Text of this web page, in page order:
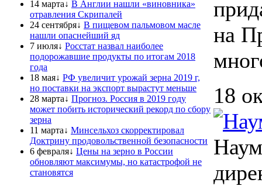
14 марта↓ В Англии нашли «виновника»
отравления Скрипалей
24 сентября↓ В пищевом пальмовом масле
нашли опаснейший яд
7 июля↓ Росстат назвал наиболее
подорожавшие продукты по итогам 2018
года
18 мая↓ РФ увеличит урожай зерна 2019 г,
но поставки на экспорт вырастут меньше
28 марта↓ Прогноз. Россия в 2019 году
может побить исторический рекорд по сбору
зерна
11 марта↓ Минсельхоз скорректировал
Доктрину продовольственной безопасности
6 февраля↓ Цены на зерно в России
обновляют максимумы, но катастрофой не
становятся
на
18